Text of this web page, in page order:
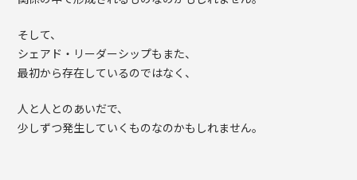
そして、
シェアド・リーダーシップもまた、
最初から存在しているのではなく、
人と人とのあいだで、
少しずつ発生していくものなのかもしれません。